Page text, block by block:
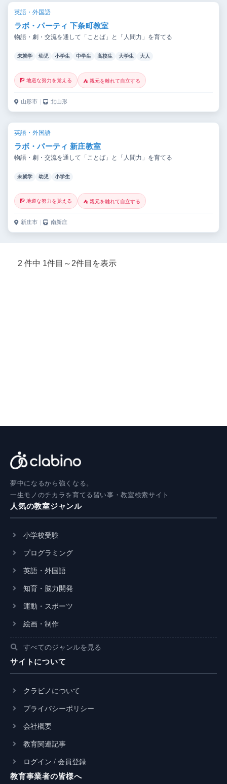
英語・外国語
ラボ・パーティ 下条町教室
物語・劇・交流を通して「ことば」と「人間力」を育てる
未就学 幼児 小学生 中学生 高校生 大学生 大人
🧗 地道な努力を覚える ⛺ 親元を離れて自立する
山形市 ｜ 北山形
英語・外国語
ラボ・パーティ 新庄教室
物語・劇・交流を通して「ことば」と「人間力」を育てる
未就学 幼児 小学生
🧗 地道な努力を覚える ⛺ 親元を離れて自立する
新庄市 ｜ 南新庄
2 件中 1件目～2件目を表示
夢中になるから強くなる。
一生モノのチカラを育てる習い事・教室検索サイト
人気の教室ジャンル
小学校受験
プログラミング
英語・外国語
知育・脳力開発
運動・スポーツ
絵画・制作
すべてのジャンルを見る
サイトについて
クラビノについて
プライバシーポリシー
会社概要
教育関連記事
ログイン / 会員登録
教育事業者の皆様へ